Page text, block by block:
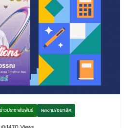
ข่าวประชาสัมพันธ์ ผลงาน/ชนะเลิศ